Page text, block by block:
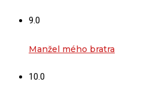
9.0
Manžel mého bratra
10.0